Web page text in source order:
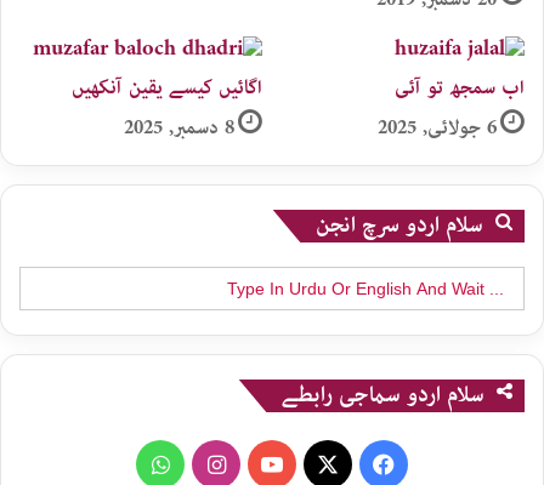
اب سمجھ تو آئی
6 جولائی, 2025
اگائیں کیسے یقین آنکھیں
8 دسمبر, 2025
سلام اردو سرچ انجن
Search
for:
سلام اردو سماجی رابطے
Facebook
YouTube
Instagram
WhatsApp